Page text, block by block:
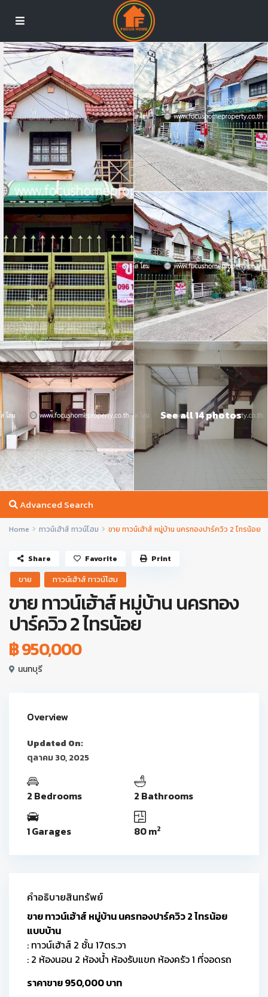
See all 14 photos
Advanced Search
Home ทาวน์เฮ้าส์ ทาวน์โฮม ขาย ทาวน์เฮ้าส์ หมู่บ้าน นครทองปาร์ควิว 2 ไทรน้อย
ขาย ทาวน์เฮ้าส์ ทาวน์โฮม
ขาย ทาวน์เฮ้าส์ หมู่บ้าน นครทอง
ปาร์ควิว 2 ไทรน้อย
฿ 950,000
นนทบุรี
Share Favorite Print
Overview
Updated On:
ตุลาคม 30, 2025
2 Bedrooms 2 Bathrooms
1 Garages 80 m2
คำอธิบายสินทรัพย์
ขาย ทาวน์เฮ้าส์ หมู่บ้าน นครทองปาร์ควิว 2 ไทรน้อย
แบบบ้าน
: ทาวน์เฮ้าส์ 2 ชั้น 17ตร.วา
: 2 ห้องนอน 2 ห้องน้ำ ห้องรับแขก ห้องครัว 1 ที่จอดรถ
ราคาขาย 950,000 บาท